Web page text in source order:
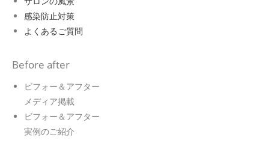
感染防止対策
よくあるご質問
Before after
ビフォー＆アフター
メディア掲載
ビフォー＆アフター
実例のご紹介